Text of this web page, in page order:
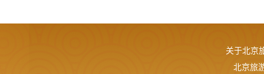
关于北京
北京旅